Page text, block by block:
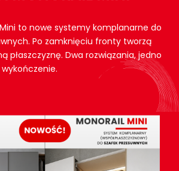
to nowe systemy komplanarne do
Po zamknięciu fronty tworzą
płaszczyznę. Dwa rozwiązania, jedno